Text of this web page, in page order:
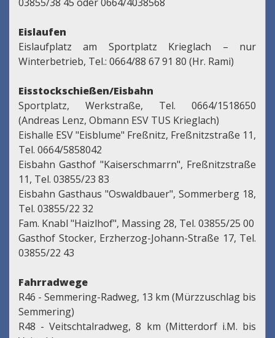
Eislaufen
Eislaufplatz am Sportplatz Krieglach – nur
Winterbetrieb, Tel.: 0664/88 67 91 80 (Hr. Rami)
Eisstockschießen/Eisbahn
Sportplatz, Werkstraße, Tel. 0664/1518650
(Andreas Lenz, Obmann ESV TUS Krieglach)
Eishalle ESV "Eisblume" Freßnitz, Freßnitzstraße 11,
Tel. 0664/5858042
Eisbahn Gasthof "Kaiserschmarrn", Freßnitzstraße
11, Tel. 03855/23 83
Eisbahn Gasthaus "Oswaldbauer", Sommerberg 18,
Tel. 03855/22 32
Fam. Knabl "Haizlhof", Massing 28, Tel. 03855/25 00
Gasthof Stocker, Erzherzog-Johann-Straße 17, Tel.
03855/22 43
Fahrradwege
R46 - Semmering-Radweg, 13 km (Mürzzuschlag bis
Semmering)
R48 - Veitschtalradweg, 8 km (Mitterdorf i.M. bis